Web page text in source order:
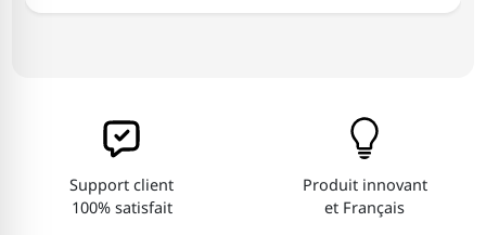
Support client
100% satisfait
Produit innovant
et Français